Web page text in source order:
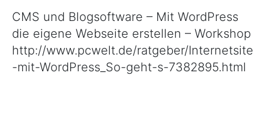
CMS und Blogsoftware – Mit WordPress
die eigene Webseite erstellen – Workshop
http://www.pcwelt.de/ratgeber/Internetsite
-mit-WordPress_So-geht-s-7382895.html